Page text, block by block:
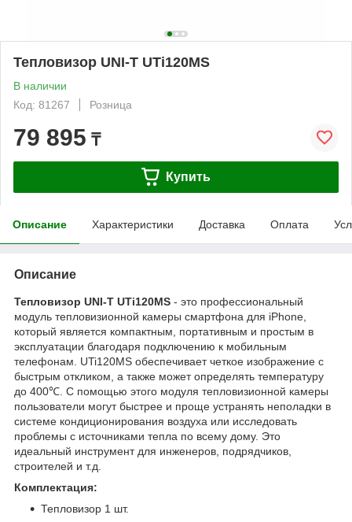
Тепловизор UNI-T UTi120MS
В наличии
Код: 81267
Розница
79 895 ₸
Купить
Описание Характеристики Доставка Оплата
Описание
Тепловизор UNI-T UTi120MS - это профессиональный
модуль тепловизионной камеры смартфона для iPhone,
который является компактным, портативным и простым в
эксплуатации благодаря подключению к мобильным
телефонам. UTi120MS обеспечивает четкое изображение с
быстрым откликом, а также может определять температуру
до 400℃. С помощью этого модуля тепловизионной камеры
пользователи могут быстрее и проще устранять неполадки в
системе кондиционирования воздуха или исследовать
проблемы с источниками тепла по всему дому. Это
идеальный инструмент для инженеров, подрядчиков,
строителей и т.д.
Комплектация:
Тепловизор 1 шт.